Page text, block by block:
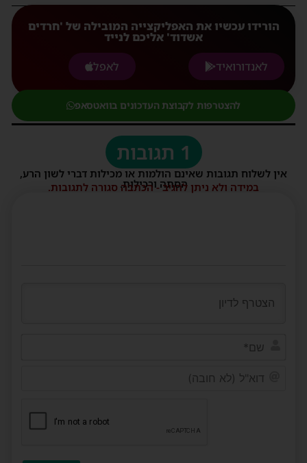
הורידו עכשיו את האפליקצייה המובילה של 'חרדים
אשדוד' אליכם לנייד
לאנדורואיד
לאפל
להצטרפות לקבוצת העדכונים בוואטסאפ
1 תגובות
אין לשלוח תגובות שאינם הולמות או מכילות דברי לשון הרע,
הסתה ורכילות.
במידה ולא ניתן להגיב - הכתבה סגורה לתגובות.